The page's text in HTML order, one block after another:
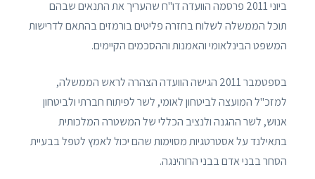
ביוני 2011 פרסמה הוועדה דו"ח שהעריך את התנאים שבהם
תוכל הממשלה לשלוח בחזרה פליטים בורמזים בהתאם לדרישות
המשפט הבינלאומי והאמנות וההסכמים הקיימים.
בספטמבר 2011 הגישה הוועדה הצהרה לראש הממשלה,
למזכ"ל המועצה לביטחון לאומי, לשר לפיתוח חברתי ולביטחון
אנוש, לשר ההגנה ולנציב הכללי של המשטרה המלכותית
בתאילנד על אסטרטגיות מסוימות שהם יכול לאמץ לטפל בבעיית
הסחר בבני אדם בבני הרוהינגה.